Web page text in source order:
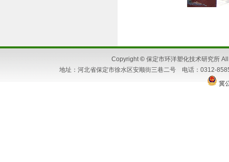
Copyright©保定市环洋塑化技术研究所
地址：河北省保定市徐水区安顺街三巷二号 电话：0312-
冀